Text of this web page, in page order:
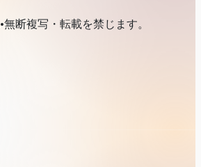
•無断複写・転載を禁じます。